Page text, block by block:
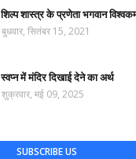
शिल्प शास्त्र के प्रणेता भगवान
बुधवार, सितंबर 15, 2021
स्वप्न में मंदिर दिखाई देने का अर्थ
शुक्रवार, मई 09, 2025
SUBSCRIBE US